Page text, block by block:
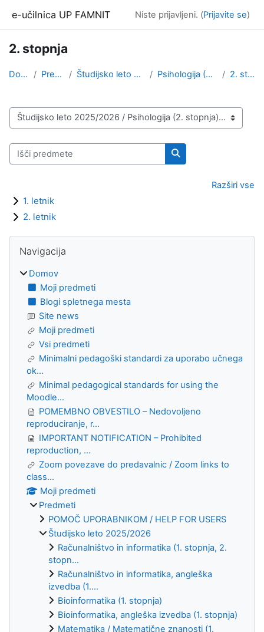
e-učilnica UP FAMNIT Niste prijavljeni. (Prijavite se)
2. stopnja
Domov Predmeti Študijsko leto 2025/2026 Psihologija (2. stopnja) 2. stopnja
Kategorije predmetov
Išči predmete
Išči predmete
Razširi vse
1. letnik
2. letnik
Bloki
Navigacija
Domov
Moji predmeti
Blogi spletnega mesta
Site news
Moji predmeti
Vsi predmeti
Minimalni pedagoški standardi za uporabo učnega
ok...
Minimal pedagogical standards for using the
Moodle...
POMEMBNO OBVESTILO – Nedovoljeno
reproduciranje, r...
IMPORTANT NOTIFICATION – Prohibited
reproduction, ...
Zoom povezave do predavalnic / Zoom links to
class...
Moji predmeti
Predmeti
POMOČ UPORABNIKOM / HELP FOR USERS
Študijsko leto 2025/2026
Računalništvo in informatika (1. stopnja, 2.
stopn...
Računalništvo in informatika, angleška
izvedba (1....
Bioinformatika (1. stopnja)
Bioinformatika, angleška izvedba (1. stopnja)
Matematika / Matematične znanosti (1.